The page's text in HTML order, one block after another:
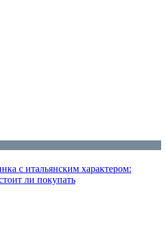
с итальянским характером:
ли покупать